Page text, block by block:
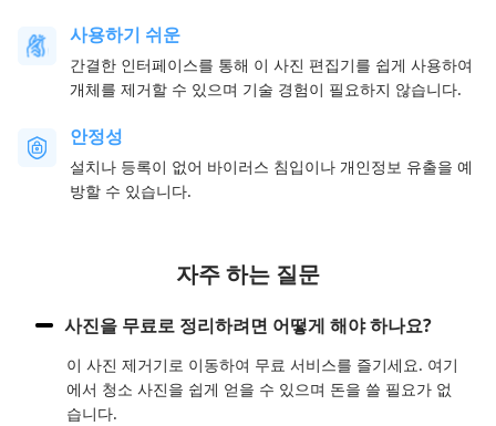
사용하기 쉬운
간결한 인터페이스를 통해 이 사진 편집기를 쉽게 사용하여
개체를 제거할 수 있으며 기술 경험이 필요하지 않습니다.
안정성
설치나 등록이 없어 바이러스 침입이나 개인정보 유출을 예
방할 수 있습니다.
자주 하는 질문
사진을 무료로 정리하려면 어떻게 해야 하나요?
이 사진 제거기로 이동하여 무료 서비스를 즐기세요. 여기
에서 청소 사진을 쉽게 얻을 수 있으며 돈을 쓸 필요가 없
습니다.